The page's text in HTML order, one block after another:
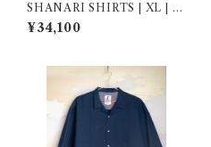
SHANARI SHIRTS | XL | 2
64024
¥34,100